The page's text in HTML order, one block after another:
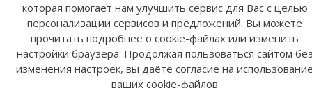
которая помогает нам улучшить сервис для Вас с целью
персонализации сервисов и предложений. Вы можете
прочитать подробнее о cookie-файлах или изменить
настройки браузера. Продолжая пользоваться сайтом
изменения настроек, вы даёте согласие на
ваших cookie-файлов